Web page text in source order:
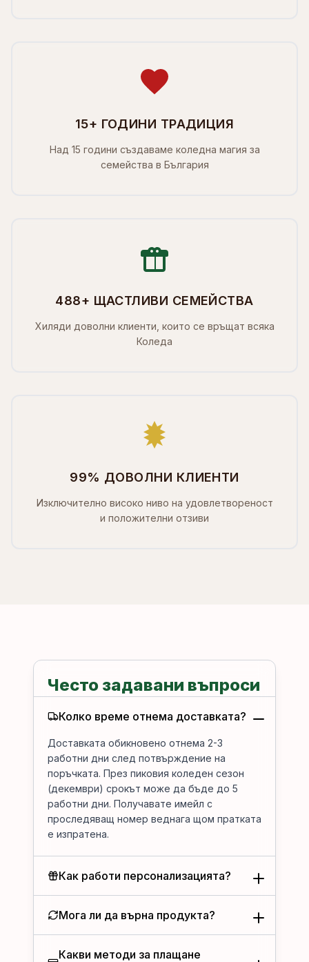
15+ ГОДИНИ ТРАДИЦИЯ
Над 15 години създаваме коледна магия за
семейства в България
488+ ЩАСТЛИВИ СЕМЕЙСТВА
Хиляди доволни клиенти, които се връщат всяка
Коледа
99% ДОВОЛНИ КЛИЕНТИ
Изключително високо ниво на удовлетвореност
и положителни отзиви
Често задавани въпроси
Колко време отнема доставката?
Доставката обикновено отнема 2-3
работни дни след потвърждение на
поръчката. През пиковия коледен сезон
(декември) срокът може да бъде до 5
работни дни. Получавате имейл с
проследяващ номер веднага щом пратката
е изпратена.
Как работи персонализацията?
Мога ли да върна продукта?
Какви методи за плащане